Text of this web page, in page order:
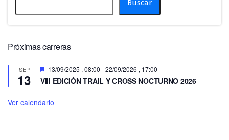
Buscar
Próximas carreras
SEP
13
Destacado
13/09/2025 , 08:00 -22/09/2026 , 17:00
VIII EDICIÓN TRAIL Y CROSS NOCTURNO 2026
Ver calendario